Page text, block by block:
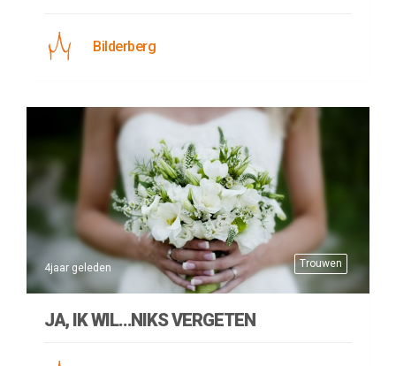
Bilderberg
Trouwen
4jaar geleden
JA, IK WIL…NIKS VERGETEN